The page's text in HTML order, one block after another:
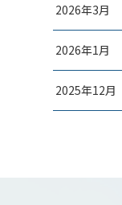
2026年3月
2026年1月
2025年12月